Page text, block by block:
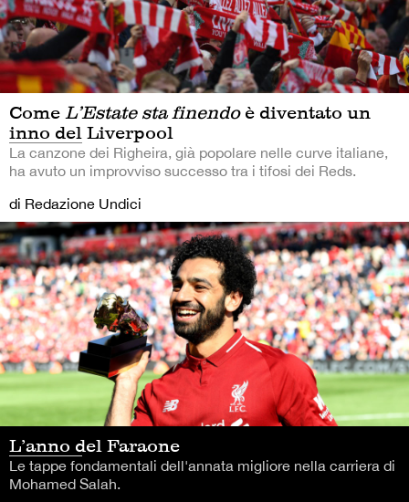
Come L’Estate sta finendoè diventato un
inno del Liverpool
La canzone dei Righeira, già popolare nelle curve italiane,
ha avuto un improvviso successo tra i tifosi dei Reds.
di Redazione Undici
L’anno del Faraone
Le tappe fondamentali dell'annata migliore nella carriera di
Mohamed Salah.